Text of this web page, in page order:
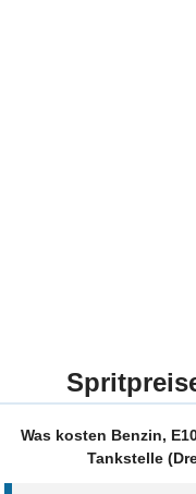
Was kosten Benzin,
Tankstelle